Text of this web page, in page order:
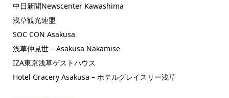
中日新聞Newscenter Kawashima
浅草観光連盟
SOC CON Asakusa
浅草仲見世 – Asakusa Nakamise
IZA東京浅草ゲストハウス
Hotel Gracery Asakusa – ホテルグレイスリー浅草